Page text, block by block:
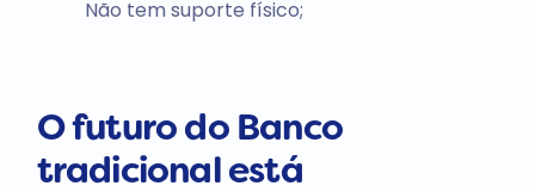
Não tem suporte físico;
O futuro do Banco
tradicional está